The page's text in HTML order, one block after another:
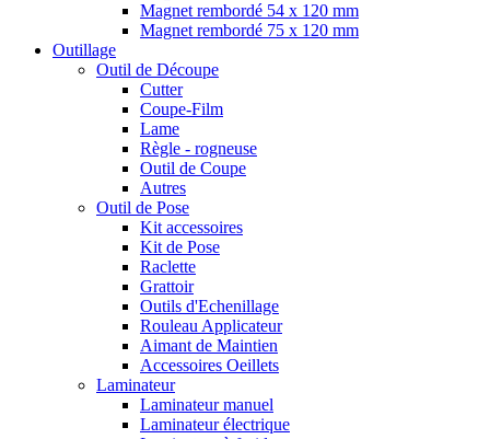
Magnet rembordé 54 x 120 mm
Magnet rembordé 75 x 120 mm
Outillage
Outil de Découpe
Cutter
Coupe-Film
Lame
Règle - rogneuse
Outil de Coupe
Autres
Outil de Pose
Kit accessoires
Kit de Pose
Raclette
Grattoir
Outils d'Echenillage
Rouleau Applicateur
Aimant de Maintien
Accessoires Oeillets
Laminateur
Laminateur manuel
Laminateur électrique